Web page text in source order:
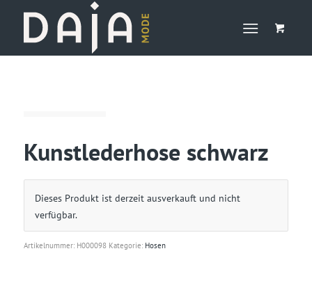
Kunstlederhose schwarz
Dieses Produkt ist derzeit ausverkauft und nicht
verfügbar.
Artikelnummer: H000098 Kategorie: Hosen